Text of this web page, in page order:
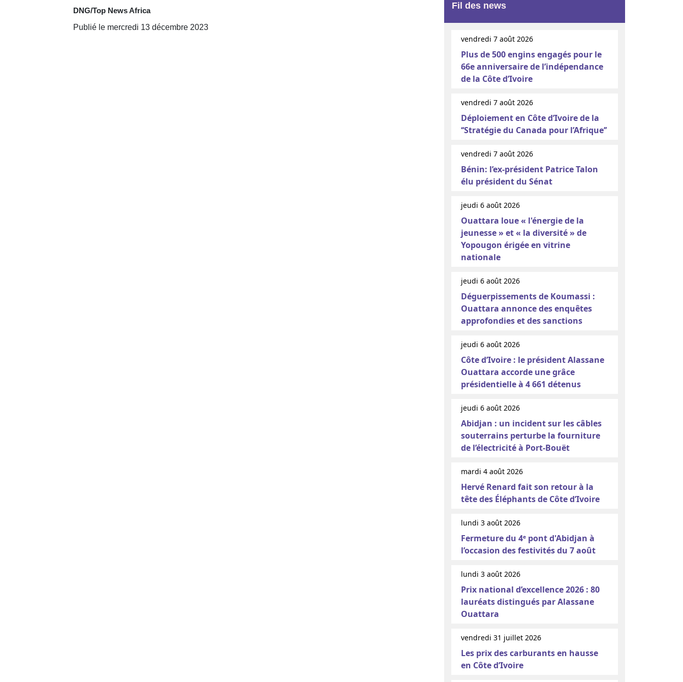
DNG/Top News Africa
Publié le mercredi 13 décembre 2023
Fil des news
vendredi 7 août 2026
Plus de 500 engins engagés pour le
66e anniversaire de l’indépendance
de la Côte d’Ivoire
vendredi 7 août 2026
Déploiement en Côte d’Ivoire de la
‘‘Stratégie du Canada pour l’Afrique’’
vendredi 7 août 2026
Bénin: l’ex-président Patrice Talon
élu président du Sénat
jeudi 6 août 2026
Ouattara loue « l'énergie de la
jeunesse » et « la diversité » de
Yopougon érigée en vitrine
nationale
jeudi 6 août 2026
Déguerpissements de Koumassi :
Ouattara annonce des enquêtes
approfondies et des sanctions
jeudi 6 août 2026
Côte d’Ivoire : le président Alassane
Ouattara accorde une grâce
présidentielle à 4 661 détenus
jeudi 6 août 2026
Abidjan : un incident sur les câbles
souterrains perturbe la fourniture
de l’électricité à Port-Bouët
mardi 4 août 2026
Hervé Renard fait son retour à la
tête des Éléphants de Côte d’Ivoire
lundi 3 août 2026
Fermeture du 4ᵉ pont d'Abidjan à
l’occasion des festivités du 7 août
lundi 3 août 2026
Prix national d’excellence 2026 : 80
lauréats distingués par Alassane
Ouattara
vendredi 31 juillet 2026
Les prix des carburants en hausse
en Côte d’Ivoire